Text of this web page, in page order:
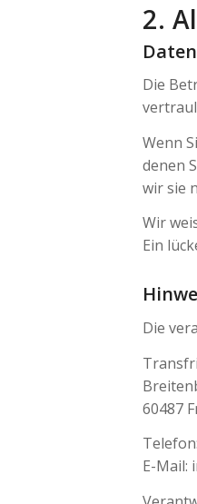
2.
Die
Wenn
denen
wir sie
Wir
Ein
Die
60487
E-Mail: